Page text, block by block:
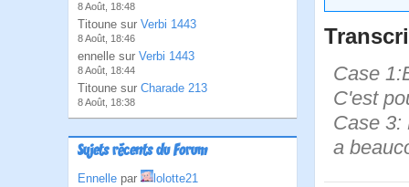
8 Août, 18:48
Titoune sur Verbi 1443
8 Août, 18:46
ennelle sur Verbi 1443
8 Août, 18:44
Titoune sur Charade 213
8 Août, 18:38
Sujets récents du Forum
Ennelle par
lolotte21
Case
C'est
Case 3:
a